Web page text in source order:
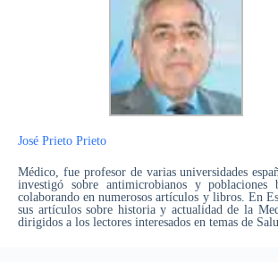
José Prieto Prieto
Médico, fue profesor de varias universidades
investigó sobre antimicrobianos y poblaciones
colaborando en numerosos artículos y libros. En
sus artículos sobre historia y actualidad de la
dirigidos a los lectores interesados en temas de